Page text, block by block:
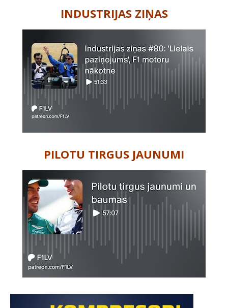
INDUSTRIJAS ZIŅAS
PILOTU TIRGUS JAUNUMI